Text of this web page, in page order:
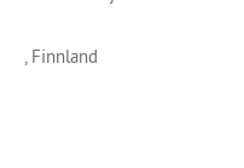
, Finnland